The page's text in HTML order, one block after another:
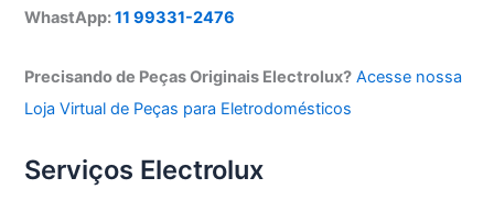
WhastApp:11 99331-2476
Precisando de Peças Originais Electrolux? Acesse nossa
Loja Virtual de Peças para Eletrodomésticos
Serviços Electrolux